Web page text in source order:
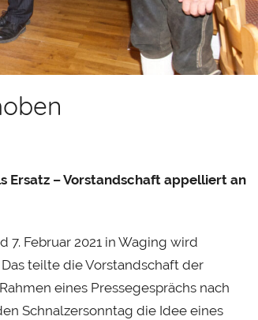
Ersatz – Vorstandschaft appelliert an
Februar 2021 in Waging wird
teilte die Vorstandschaft der
eines Pressegesprächs nach
Schnalzersonntag die Idee eines